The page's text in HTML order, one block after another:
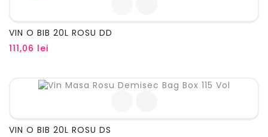
VIN O BIB 20L ROSU DD
111,06 lei
VIN O BIB 20L ROSU DS